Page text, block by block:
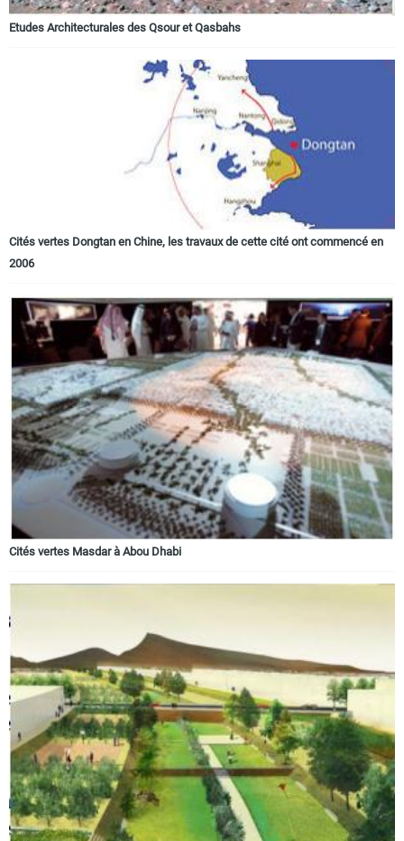
Etudes Architecturales des Qsour et Qasbahs
Cités vertes Dongtan en Chine, les travaux de cette cité ont commencé en
2006
Cités vertes Masdar à Abou Dhabi